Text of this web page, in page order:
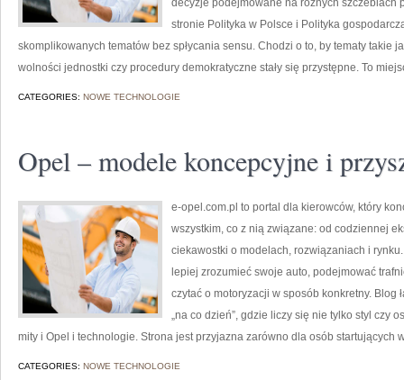
decyzje podejmowane na różnych szczeblach
stronie Polityka w Polsce i Polityka
skomplikowanych tematów bez spłycania sensu. Chodzi o to, by tematy takie
wolności jednostki czy procedury demokratyczne stały się przystępne. To
CATEGORIES: NOWE TECHNOLOGIE
Opel – modele koncepcyjne i
e-opel.com.pl to portal dla kierowców, który
wszystkim, co z nią związane: od codziennej
ciekawostki o modelach, rozwiązaniach i
lepiej zrozumieć swoje auto, podejmować
czytać o motoryzacji w sposób konkretny. Blog
„na co dzień”, gdzie liczy się nie tylko styl czy
mity i Opel i technologie. Strona jest przyjazna zarówno dla osób startujących
CATEGORIES: NOWE TECHNOLOGIE